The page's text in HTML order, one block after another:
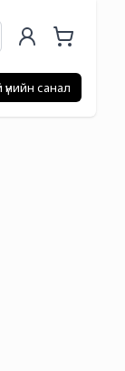
санал